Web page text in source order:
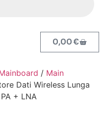
0,00€
/ Main
Dati Wireless Lunga
+ LNA